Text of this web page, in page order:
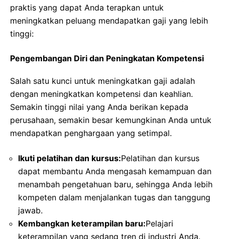
praktis yang dapat Anda terapkan untuk
meningkatkan peluang mendapatkan gaji yang lebih
tinggi:
Pengembangan Diri dan Peningkatan Kompetensi
Salah satu kunci untuk meningkatkan gaji adalah
dengan meningkatkan kompetensi dan keahlian.
Semakin tinggi nilai yang Anda berikan kepada
perusahaan, semakin besar kemungkinan Anda untuk
mendapatkan penghargaan yang setimpal.
Ikuti pelatihan dan kursus:Pelatihan dan kursus
dapat membantu Anda mengasah kemampuan dan
menambah pengetahuan baru, sehingga Anda lebih
kompeten dalam menjalankan tugas dan tanggung
jawab.
Kembangkan keterampilan baru:Pelajari
keterampilan yang sedang tren di industri Anda.